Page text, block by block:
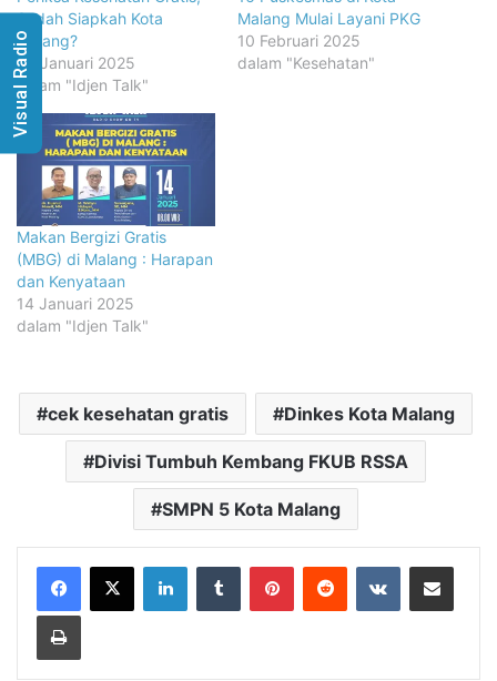
Sudah Siapkah Kota
Malang?
25 Januari 2025
dalam "Idjen Talk"
Malang Mulai Layani PKG
10 Februari 2025
dalam "Kesehatan"
Makan Bergizi Gratis
(MBG) di Malang : Harapan
dan Kenyataan
14 Januari 2025
dalam "Idjen Talk"
cek kesehatan gratis Dinkes Kota Malang
Divisi Tumbuh Kembang FKUB RSSA
SMPN 5 Kota Malang
LinkedInTumblr PinterestReddit VKontakteShare via Email
Print
Visual Radio